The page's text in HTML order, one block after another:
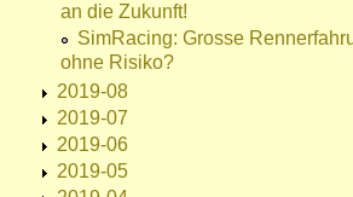
an die Zukunft!
SimRacing: Grosse
ohne Risiko?
2019-08
2019-07
2019-06
2019-05